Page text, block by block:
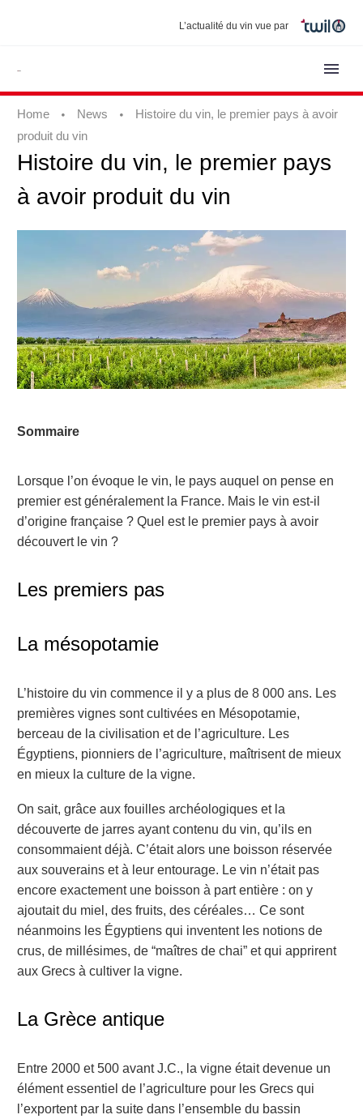
L’actualité du vin vue par
Home News
Histoire du vin, le premier pays à avoir
produit du vin
Histoire du vin, le premier pays
à avoir produit du vin
Sommaire
Lorsque l’on évoque le vin, le pays auquel on pense en
premier est généralement la France. Mais le vin est-il
d’origine française ? Quel est le premier pays à avoir
découvert le vin ?
Les premiers pas
La mésopotamie
L’histoire du vin commence il y a plus de 8 000 ans. Les
premières vignes sont cultivées en Mésopotamie,
berceau de la civilisation et de l’agriculture. Les
Égyptiens, pionniers de l’agriculture, maîtrisent de mieux
en mieux la culture de la vigne.
On sait, grâce aux fouilles archéologiques et la
découverte de jarres ayant contenu du vin, qu’ils en
consommaient déjà. C’était alors une boisson réservée
aux souverains et à leur entourage. Le vin n’était pas
encore exactement une boisson à part entière : on y
ajoutait du miel, des fruits, des céréales… Ce sont
néanmoins les Égyptiens qui inventent les notions de
crus, de millésimes, de “maîtres de chai” et qui apprirent
aux Grecs à cultiver la vigne.
La Grèce antique
Entre 2000 et 500 avant J.C., la vigne était devenue un
élément essentiel de l’agriculture pour les Grecs qui
l’exportent par la suite dans l’ensemble du bassin